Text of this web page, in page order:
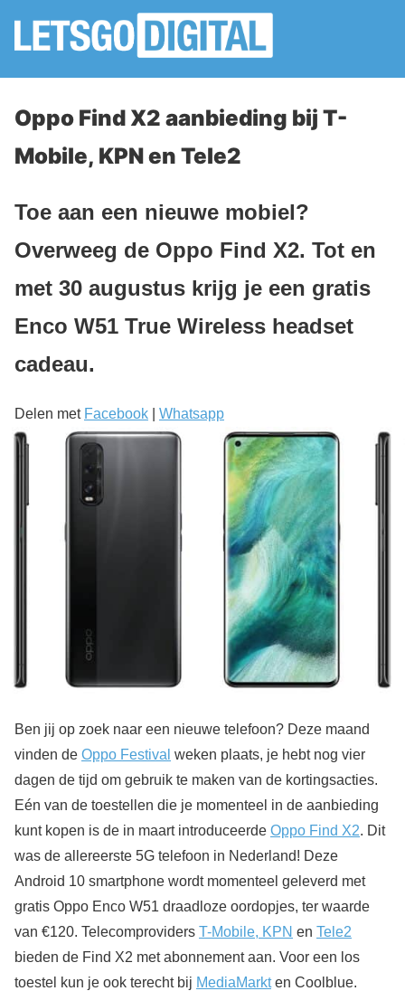
Oppo Find X2 aanbieding bij T-
Mobile, KPN en Tele2
Toe aan een nieuwe mobiel?
Overweeg de Oppo Find X2. Tot en
met 30 augustus krijg je een gratis
Enco W51 True Wireless headset
cadeau.
Delen met Facebook Whatsapp
Ben jij op zoek naar een nieuwe telefoon? Deze maand
vinden de Oppo Festival weken plaats, je hebt nog vier
dagen de tijd om gebruik te maken van de kortingsacties.
Eén van de toestellen die je momenteel in de aanbieding
kunt kopen is de in maart introduceerde Oppo Find X2. Dit
was de allereerste 5G telefoon in Nederland! Deze
Android 10 smartphone wordt momenteel geleverd met
gratis Oppo Enco W51 draadloze oordopjes, ter waarde
van €120. Telecomproviders T-Mobile, KPN en Tele2
bieden de Find X2 met abonnement aan. Voor een los
toestel kun je ook terecht bij MediaMarkten Coolblue.